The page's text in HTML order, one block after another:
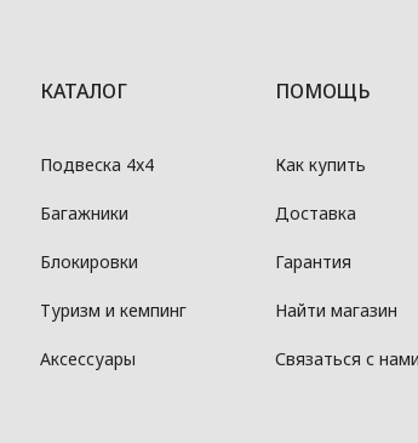
КАТАЛОГ
Подвеска 4x4
Багажники
Блокировки
Туризм и кемпинг
Аксессуары
ПОМОЩЬ
Как купить
Доставка
Гарантия
Найти магазин
Связаться с